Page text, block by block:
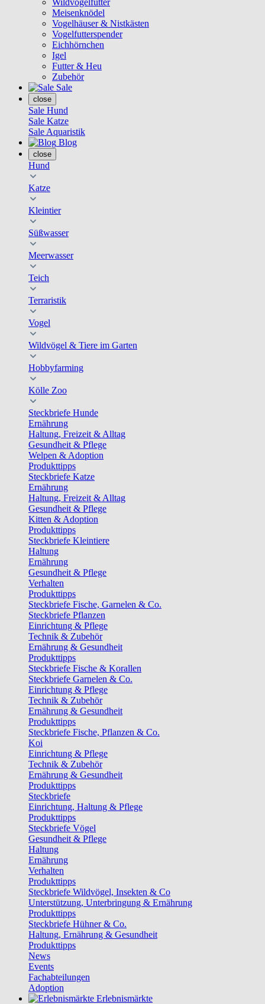
Wildvogelfutter
Meisenknödel
Vogelhäuser & Nistkästen
Vogelfutterspender
Eichhörnchen
Igel
Futter & Heu
Zubehör
Sale
close
Sale Hund
Sale Katze
Sale Aquaristik
Blog
close
Hund
Katze
Kleintier
Süßwasser
Meerwasser
Teich
Terraristik
Vogel
Wildvögel & Tiere im Garten
Hobbyfarming
Kölle Zoo
Steckbriefe Hunde
Ernährung
Haltung, Freizeit & Alltag
Gesundheit & Pflege
Welpen & Adoption
Produkttipps
Steckbriefe Katze
Ernährung
Haltung, Freizeit & Alltag
Gesundheit & Pflege
Kitten & Adoption
Produkttipps
Steckbriefe Kleintiere
Haltung
Ernährung
Gesundheit & Pflege
Verhalten
Produkttipps
Steckbriefe Fische, Garnelen & Co.
Steckbriefe Pflanzen
Einrichtung & Pflege
Technik & Zubehör
Ernährung & Gesundheit
Produkttipps
Steckbriefe Fische & Korallen
Steckbriefe Garnelen & Co.
Einrichtung & Pflege
Technik & Zubehör
Ernährung & Gesundheit
Produkttipps
Steckbriefe Fische, Pflanzen & Co.
Koi
Einrichtung & Pflege
Technik & Zubehör
Ernährung & Gesundheit
Produkttipps
Steckbriefe
Einrichtung, Haltung & Pflege
Produkttipps
Steckbriefe Vögel
Gesundheit & Pflege
Haltung
Ernährung
Verhalten
Produkttipps
Steckbriefe Wildvögel, Insekten & Co
Unterstützung, Unterbringung & Ernährung
Produkttipps
Steckbriefe Hühner & Co.
Haltung, Ernährung & Gesundheit
Produkttipps
News
Events
Fachabteilungen
Adoption
Erlebnismärkte